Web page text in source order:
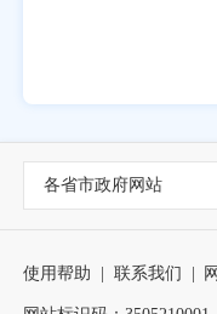
各省市政府网站
使用帮助 联系我们